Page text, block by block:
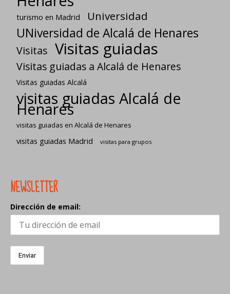
turismo en Madrid Universidad
UNiversidad de Alcalá de Henares
Visitas Visitas guiadas
Visitas guiadas a Alcalá de Henares
Visitas guiadas Alcalá
visitas guiadas Alcalá de
Henares
visitas guiadas en Alcalá de Henares
visitas guiadas Madrid visitas para grupos
NEWSLETTER
Dirección de email: